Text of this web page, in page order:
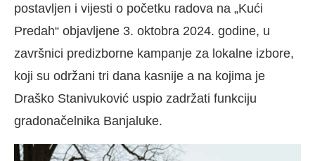
postavljen i vijesti o početku radova na „Kući
Predah“ objavljene 3. oktobra 2024. godine, u
završnici predizborne kampanje za lokalne izbore,
koji su održani tri dana kasnije a na kojima je
Draško Stanivuković uspio zadržati funkciju
gradonačelnika Banjaluke.